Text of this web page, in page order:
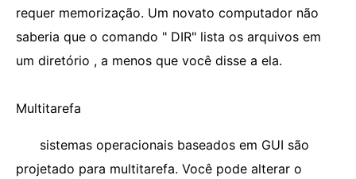
requer memorização. Um novato computador não
saberia que o comando " DIR" lista os arquivos em
um diretório , a menos que você disse a ela.
Multitarefa
sistemas operacionais baseados em GUI são
projetado para multitarefa. Você pode alterar o